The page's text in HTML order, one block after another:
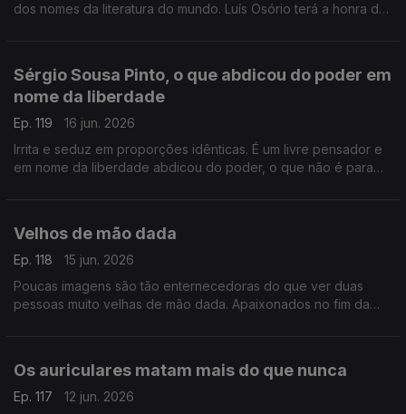
dos nomes da literatura do mundo. Luís Osório terá a honra de
Sérgio Sousa Pinto, o que abdicou do poder em
nome da liberdade
Ep. 119
16 jun. 2026
Irrita e seduz em proporções idênticas. É um livre pensador e
em nome da liberdade abdicou do poder, o que não é para
Velhos de mão dada
Ep. 118
15 jun. 2026
Poucas imagens são tão enternecedoras do que ver duas
pessoas muito velhas de mão dada. Apaixonados no fim da
Os auriculares matam mais do que nunca
Ep. 117
12 jun. 2026